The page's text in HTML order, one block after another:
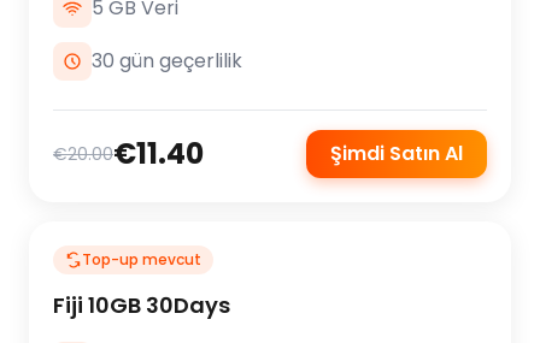
5 GB Veri
30 gün geçerlilik
€20.00€11.40 Şimdi Satın Al
Top-up mevcut
Fiji 10GB 30Days